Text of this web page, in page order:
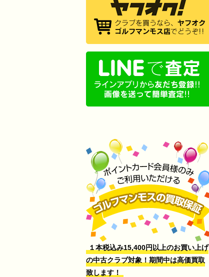
１本税込み15,400円以上のお買い上げ
の中古クラブ対象！期間中は高価買取
致します！